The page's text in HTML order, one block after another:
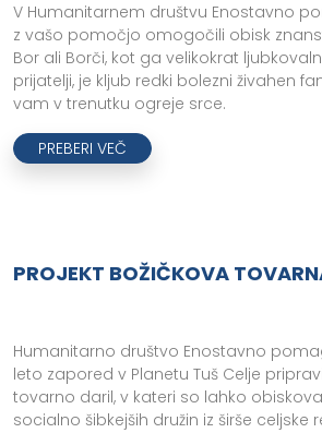
V Humanitarnem društvu Enostavno
z vašo pomočjo omogočili obisk
Bor ali Borči, kot ga velikokrat
prijatelji, je kljub redki bolezni živahen
vam v trenutku ogreje srce.
PREBERI VEČ
PROJEKT BOŽIČKOVA
Humanitarno društvo Enostavno
leto zapored v Planetu Tuš Celje
tovarno daril, v kateri so lahko
socialno šibkejših družin iz širše celjske